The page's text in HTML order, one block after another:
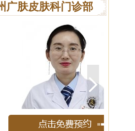
广肤皮肤科门诊部